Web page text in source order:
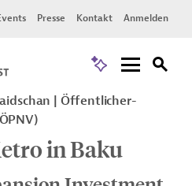
Presse Kontakt Anmelden
Öffentlicher-
in Baku